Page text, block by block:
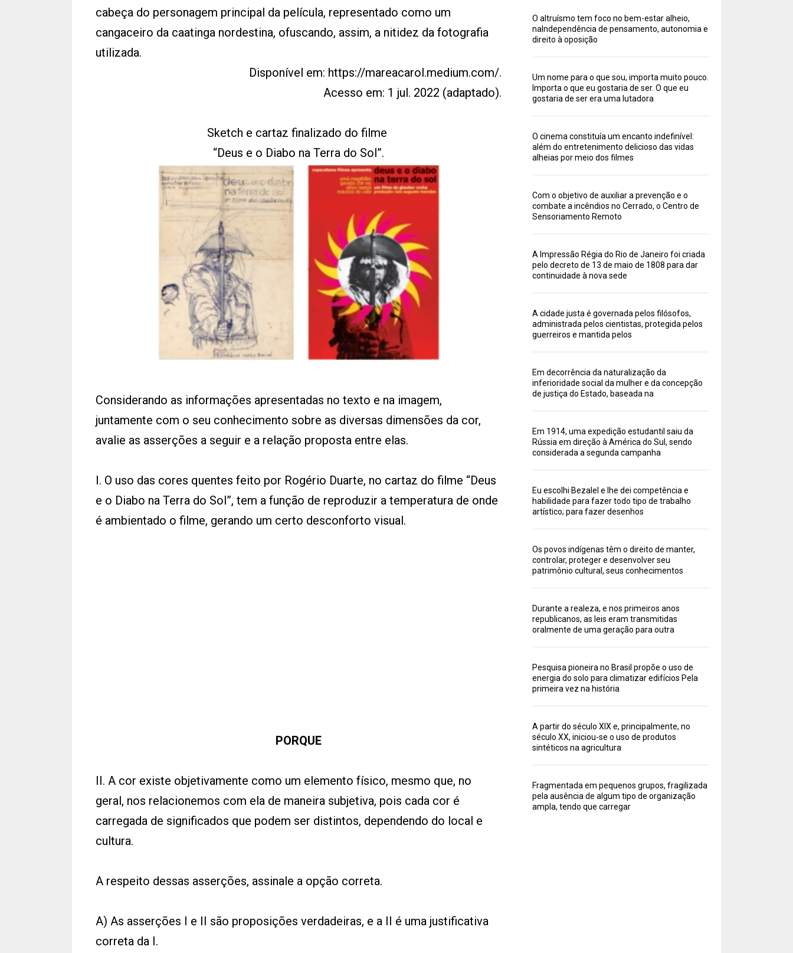
cabeça do personagem principal da película, representado como um
cangaceiro da caatinga nordestina, ofuscando, assim, a nitidez da fotografia
utilizada.
Disponível em: https://mareacarol.medium.com/.
Acesso em: 1 jul. 2022 (adaptado).
Sketch e cartaz finalizado do filme
“Deus e o Diabo na Terra do Sol”.
Considerando as informações apresentadas no texto e na imagem,
juntamente com o seu conhecimento sobre as diversas dimensões da cor,
avalie as asserções a seguir e a relação proposta entre elas.
I. O uso das cores quentes feito por Rogério Duarte, no cartaz do filme “Deus
e o Diabo na Terra do Sol”, tem a função de reproduzir a temperatura de onde
é ambientado o filme, gerando um certo desconforto visual.
PORQUE
II. A cor existe objetivamente como um elemento físico, mesmo que, no
geral, nos relacionemos com ela de maneira subjetiva, pois cada cor é
carregada de significados que podem ser distintos, dependendo do local e
cultura.
A respeito dessas asserções, assinale a opção correta.
A) As asserções I e II são proposições verdadeiras, e a II é uma justificativa
correta da I.
O altruísmo tem foco no bem-estar alheio,
naIndependência de pensamento, autonomia e
direito à oposição
Um nome para o que sou, importa muito pouco.
Importa o que eu gostaria de ser. O que eu
gostaria de ser era uma lutadora
O cinema constituía um encanto indefinível:
além do entretenimento delicioso das vidas
alheias por meio dos filmes
Com o objetivo de auxiliar a prevenção e o
combate a incêndios no Cerrado, o Centro de
Sensoriamento Remoto
A Impressão Régia do Rio de Janeiro foi criada
pelo decreto de 13 de maio de 1808 para dar
continuidade à nova sede
A cidade justa é governada pelos filósofos,
administrada pelos cientistas, protegida pelos
guerreiros e mantida pelos
Em decorrência da naturalização da
inferioridade social da mulher e da concepção
de justiça do Estado, baseada na
Em 1914, uma expedição estudantil saiu da
Rússia em direção à América do Sul, sendo
considerada a segunda campanha
Eu escolhi Bezalel e lhe dei competência e
habilidade para fazer todo tipo de trabalho
artístico; para fazer desenhos
Os povos indígenas têm o direito de manter,
controlar, proteger e desenvolver seu
patrimônio cultural, seus conhecimentos
Durante a realeza, e nos primeiros anos
republicanos, as leis eram transmitidas
oralmente de uma geração para outra
Pesquisa pioneira no Brasil propõe o uso de
energia do solo para climatizar edifícios Pela
primeira vez na história
A partir do século XIX e, principalmente, no
século XX, iniciou-se o uso de produtos
sintéticos na agricultura
Fragmentada em pequenos grupos, fragilizada
pela ausência de algum tipo de organização
ampla, tendo que carregar